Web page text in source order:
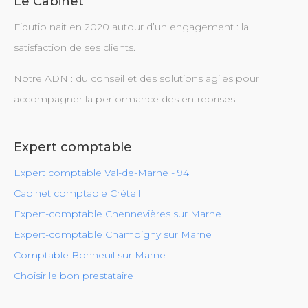
Fidutio nait en 2020 autour d’un engagement : la
satisfaction de ses clients.
Notre ADN : du conseil et des solutions agiles pour
accompagner la performance des entreprises.
Expert comptable
Expert comptable Val-de-Marne - 94
Cabinet comptable Créteil
Expert-comptable Chennevières sur Marne
Expert-comptable Champigny sur Marne
Comptable Bonneuil sur Marne
Choisir le bon prestataire